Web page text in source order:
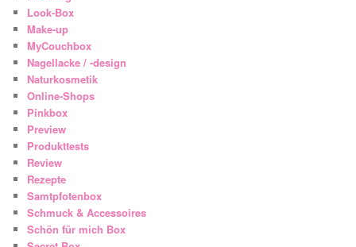
Look-Box
Make-up
MyCouchbox
Nagellacke / -design
Naturkosmetik
Online-Shops
Pinkbox
Preview
Produkttests
Review
Rezepte
Samtpfotenbox
Schmuck & Accessoires
Schön für mich Box